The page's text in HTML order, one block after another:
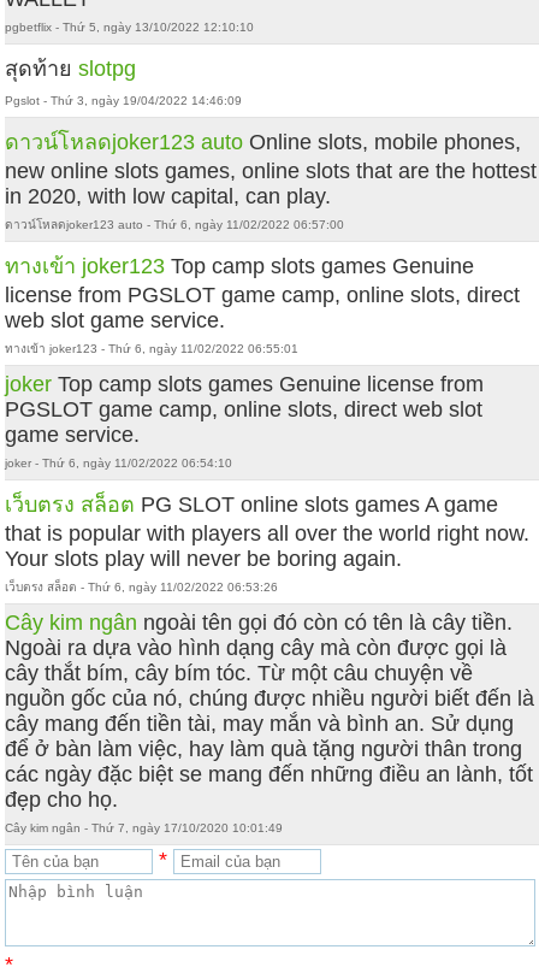
pgbetflix - Thứ 5, ngày 13/10/2022 12:10:10
สุดท้ายslotpg
Pgslot - Thứ 3, ngày 19/04/2022 14:46:09
ดาวน์โหลดjoker123 auto Online slots, mobile phones,
new online slots games, online slots that are the hottest
in 2020, with low capital, can play.
ดาวน์โหลดjoker123 auto - Thứ 6, ngày 11/02/2022 06:57:00
ทางเข้า joker123 Top camp slots games Genuine
license from PGSLOT game camp, online slots, direct
web slot game service.
ทางเข้า joker123 - Thứ 6, ngày 11/02/2022 06:55:01
joker Top camp slots games Genuine license from
PGSLOT game camp, online slots, direct web slot
game service.
joker - Thứ 6, ngày 11/02/2022 06:54:10
เว็บตรง สล็อต PG SLOT online slots games A game
that is popular with players all over the world right now.
Your slots play will never be boring again.
เว็บตรง สล็อต - Thứ 6, ngày 11/02/2022 06:53:26
Cây kim ngân ngoài tên gọi đó còn có tên là cây tiền.
Ngoài ra dựa vào hình dạng cây mà còn được gọi là
cây thắt bím, cây bím tóc. Từ một câu chuyện về
nguồn gốc của nó, chúng được nhiều người biết đến là
cây mang đến tiền tài, may mắn và bình an. Sử dụng
để ở bàn làm việc, hay làm quà tặng người thân trong
các ngày đặc biệt se mang đến những điều an lành, tốt
đẹp cho họ.
Cây kim ngân - Thứ 7, ngày 17/10/2020 10:01:49
*
*